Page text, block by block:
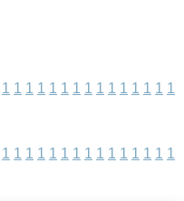
1 1 1 1 1 1 1 1 1 1 1 1 1 1 1
1 1 1 1 1 1 1 1 1 1 1 1 1 1 1